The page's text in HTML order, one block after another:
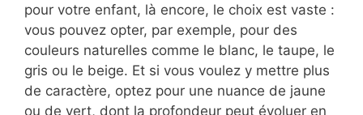
pour votre enfant, là encore, le choix est vaste :
vous pouvez opter, par exemple, pour des
couleurs naturelles comme le blanc, le taupe, le
gris ou le beige. Et si vous voulez y mettre plus
de caractère, optez pour une nuance de jaune
ou de vert, dont la profondeur peut évoluer en